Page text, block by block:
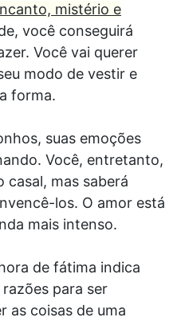
mistério e
você conseguirá
Você vai querer
modo de vestir e
forma.
suas emoções
Você, entretanto,
mas saberá
los. O amor está
mais intenso.
de fátima indica
para ser
as coisas de uma